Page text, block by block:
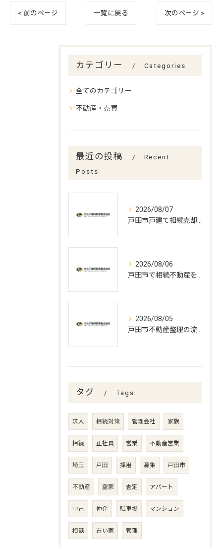
< 前のページ 一覧に戻る 次のページ >
カテゴリー Categories
全てのカテゴリー
不動産・売買
最近の投稿
Recent
Posts
2026/08/07
2026/08/06
2026/08/05
タグ Tags
求人 相続対策 管理会社 家族
相続 正社員 営業 不動産営業
埼玉 戸田 採用 募集 戸田市
不動産 空家 査定 アパート
中古 仲介 駐車場 マンション
相談 古い家 管理